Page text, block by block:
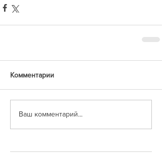
Комментарии
Ваш комментарий...